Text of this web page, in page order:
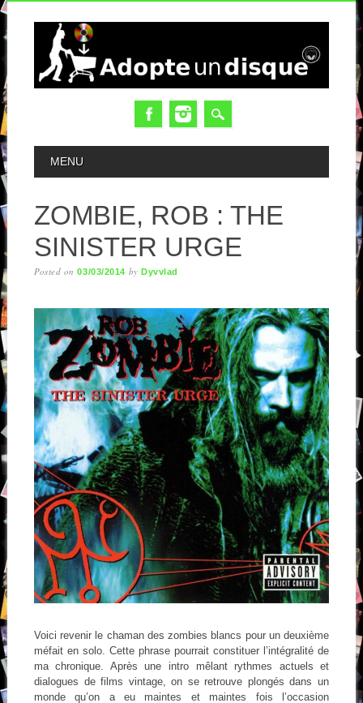
MAIN MENU
MENU
ZOMBIE, ROB : THE
SINISTER URGE
Posted on03/03/2014 byDyvvlad
Voici revenir le chaman des zombies blancs pour un deuxième
méfait en solo. Cette phrase pourrait constituer l’intégralité de
ma chronique. Après une intro mêlant rythmes actuels et
dialogues de films vintage, on se retrouve plongés dans un
monde qu’on a eu maintes et maintes fois l’occasion